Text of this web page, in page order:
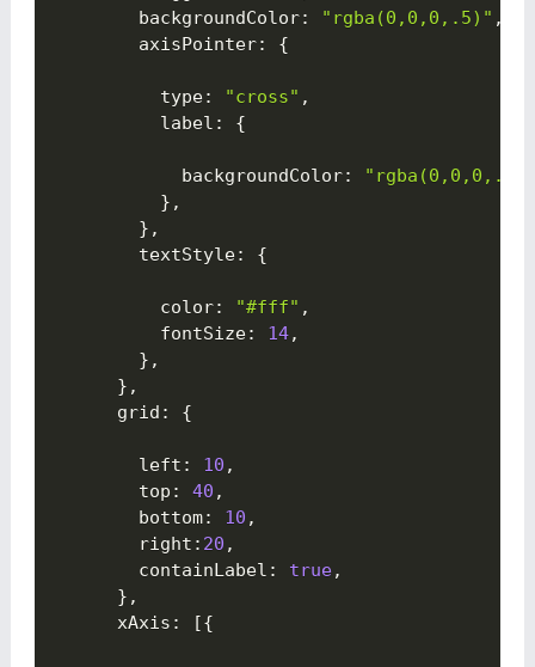
        backgroundColor
: "rgba(0,0,0,.5)" ,
        axisPointer
: {
          type
: "cross" ,
          label
: {
            backgroundColor
:
"rgba(0,0,0,.5)"
} ,
} ,
        textStyle
: {
          color
: "#fff" ,
          fontSize
: 14,
} ,
} ,
      grid
: {
        left
: 10 ,
        top
: 40 ,
        bottom
: 10 ,
        right
: 20 ,
        containLabel
: true,
} ,
      xAxis
: [{